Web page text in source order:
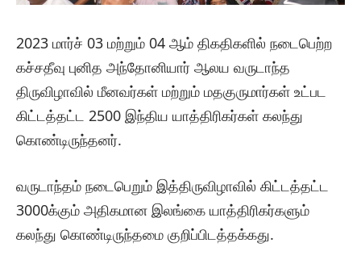
2023 மார்ச் 03 மற்றும் 04 ஆம் திகதிகளில் நடைபெற்ற
கச்சதீவு புனித அந்தோனியார் ஆலய வருடாந்த
திருவிழாவில் மீனவர்கள் மற்றும் மதகுருமார்கள் உட்பட
கிட்டத்தட்ட 2500 இந்திய யாத்திரிகர்கள் கலந்து
கொண்டிருந்தனர்.
வருடாந்தம் நடைபெறும் இத்திருவிழாவில் கிட்டத்தட்ட
3000க்கும் அதிகமான இலங்கை யாத்திரிகர்களும்
கலந்து கொண்டிருந்தமை குறிப்பிடத்தக்கது.